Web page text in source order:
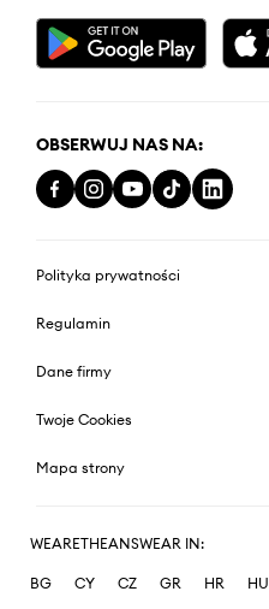
OBSERWUJ NAS NA:
Polityka prywatności
Regulamin
Dane firmy
Twoje Cookies
Mapa strony
WEARETHEANSWEAR IN:
BG CY CZ GR HR HU